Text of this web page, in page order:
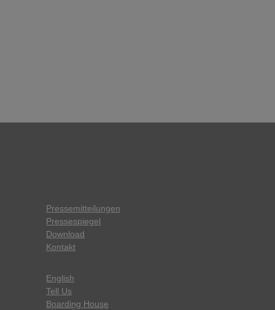
Pressemitteilungen
Pressespiegel
Download
Kontakt
English
Tell Us
Boarding House